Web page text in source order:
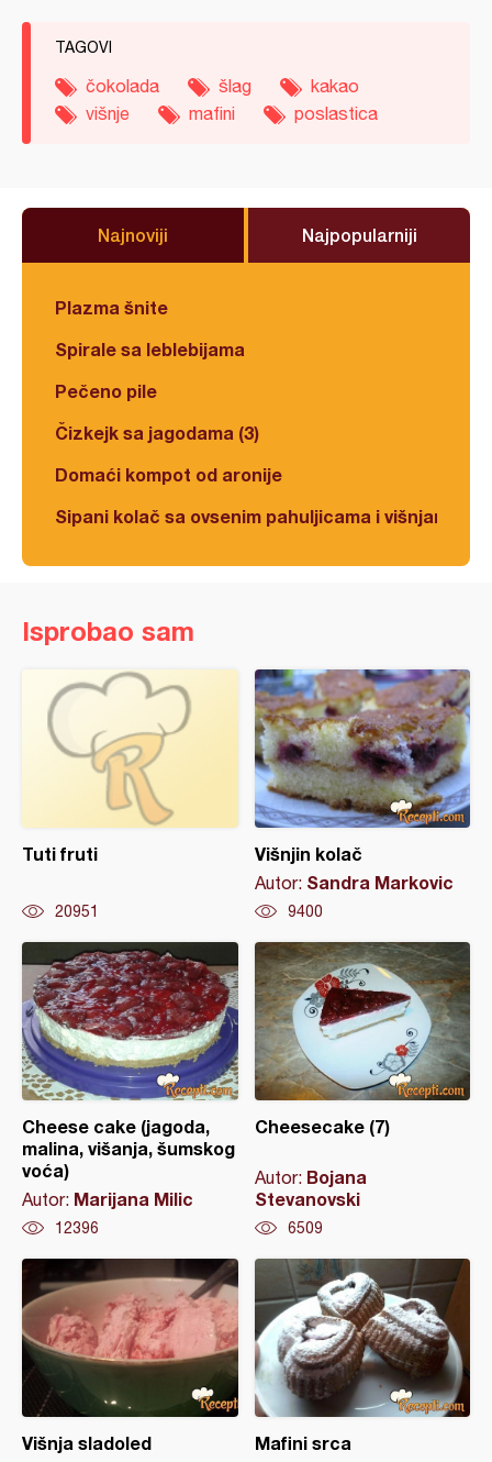
TAGOVI
čokolada šlag
kakao
višnje
mafini poslastica
Najnoviji Najpopularniji
Plazma šnite
Spirale sa leblebijama
Pečeno pile
Čizkejk sa jagodama (3)
Domaći kompot od aronije
Sipani kolač sa ovsenim pahuljicama i višnjama
Isprobao sam
Tuti fruti
20951
Višnjin kolač
Autor: Sandra Markovic
9400
Cheese cake (jagoda,
malina, višanja, šumskog
voća)
Autor: Marijana Milic
12396
Cheesecake (7)
Autor: Bojana
Stevanovski
6509
Višnja sladoled Mafini srca